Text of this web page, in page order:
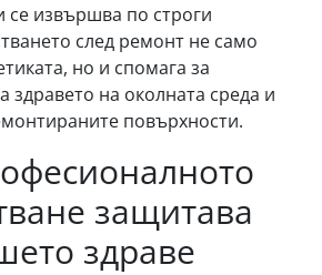
се извършва по строги
след ремонт не само
но и спомага за
здравето на околната среда и
повърхности.
защитава
здраве